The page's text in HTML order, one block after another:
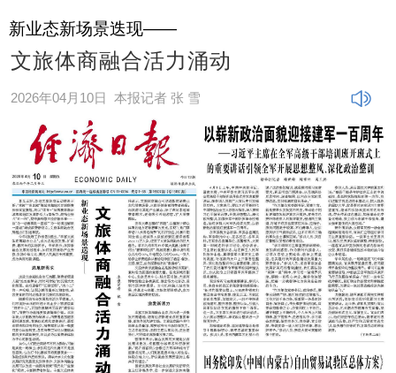
新业态新场景迭现——
文旅体商融合活力涌动
2026年04月10日 本报记者 张 雪